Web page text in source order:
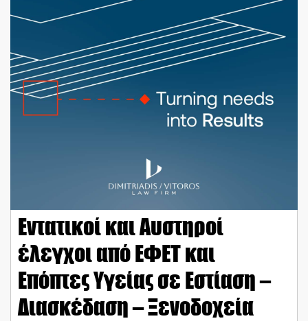
Εντατικοί και Αυστηροί
έλεγχοι από ΕΦΕΤ και
Επόπτες Υγείας σε Εστίαση –
Διασκέδαση – Ξενοδοχεία